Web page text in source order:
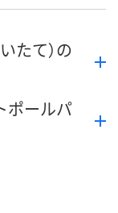
たて）の
ポールパ